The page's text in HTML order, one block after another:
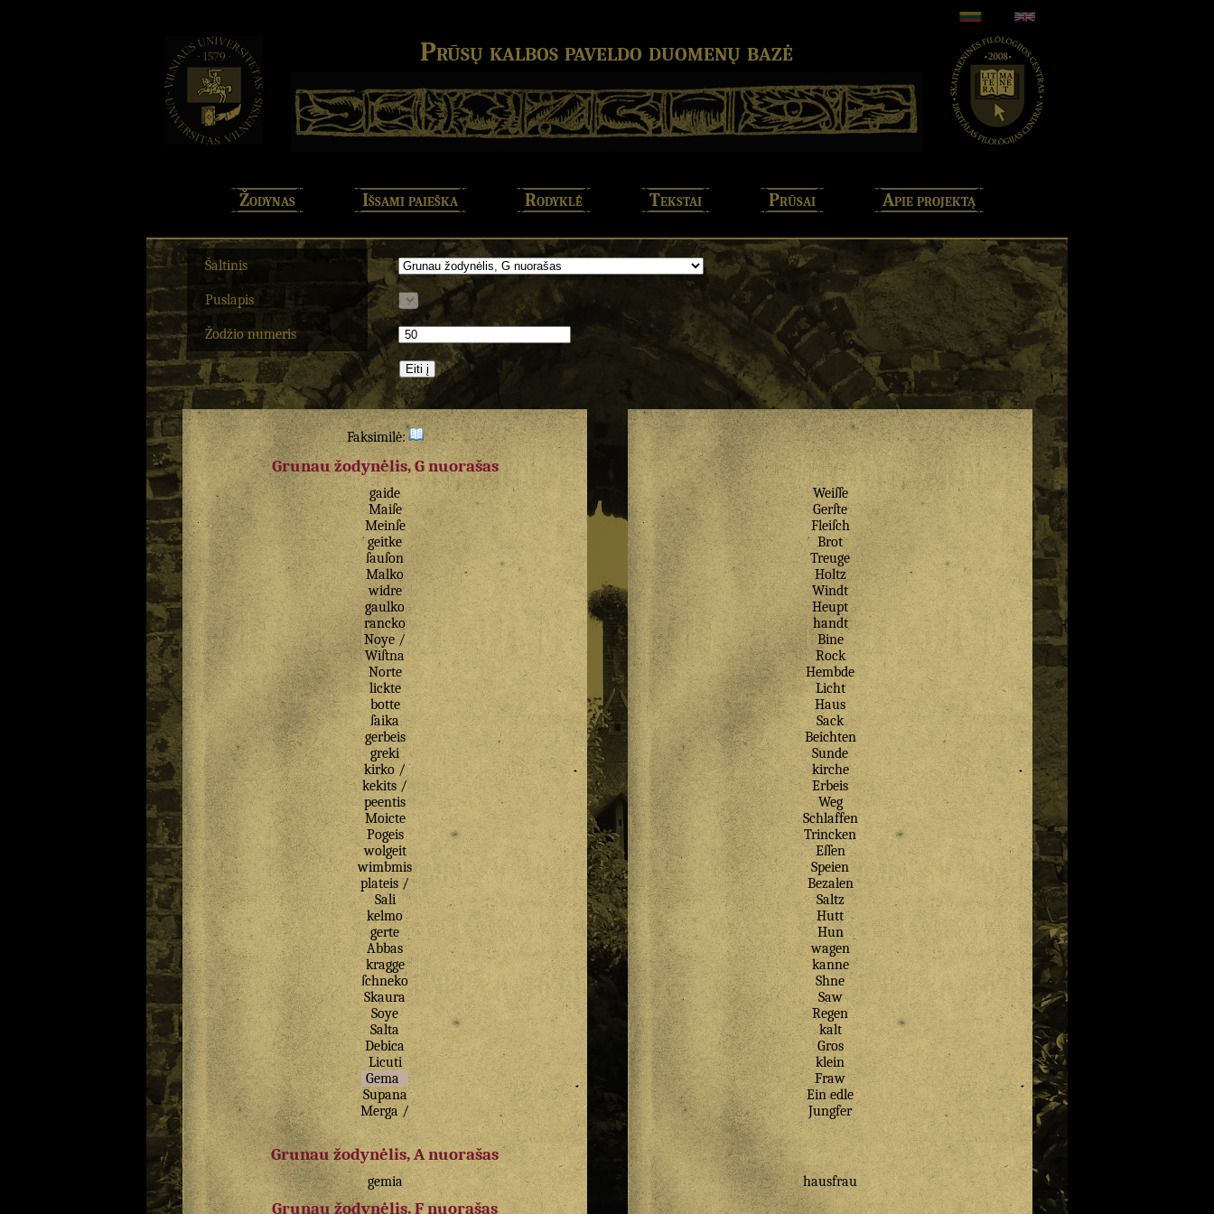
Prūsų kalbos paveldo duomenų bazė
Žodynas Išsami paieška Rodyklė Tekstai Prūsai Apie projektą
Šaltinis
Puslapis
Žodžio numeris
Faksimilė:
Grunau žodynėlis, G nuorašas
gaide
Maiſe
Meinſe
geitke
ſauſon
Malko
widre
gaulko
rancko
Noye/
Wiſtna
Norte
lickte
botte
ſaika
gerbeis
greki
kirko/
kekits/
peentis
Moicte
Pogeis
wolgeit
wimbmis
plateis/
Sali
kelmo
gerte
Abbas
kragge
ſchneko
Skaura
Soye
Salta
Debica
Licuti
Gema
Supana
Merga/
Grunau žodynėlis, A nuorašas
gemia
Grunau žodynėlis, F nuorašas
Weiſſe
Gerſte
Fleiſch
Brot
Treuge
Holtz
Windt
Heupt
handt
Bine
Rock
Hembde
Licht
Haus
Sack
Beichten
Sunde
kirche
Erbeis
Weg
Schlaffen
Trincken
Eſſen
Speien
Bezalen
Saltz
Hutt
Hun
wagen
kanne
Shne
Saw
Regen
kalt
Gros
klein
Fraw
Ein edle
Jungfer
hausfrau